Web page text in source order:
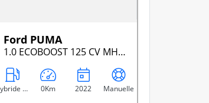
Ford PUMA
1.0 ECOBOOST 125 CV MHEV TITANIUM
Hybride Essence 0Km 2022 Manuelle